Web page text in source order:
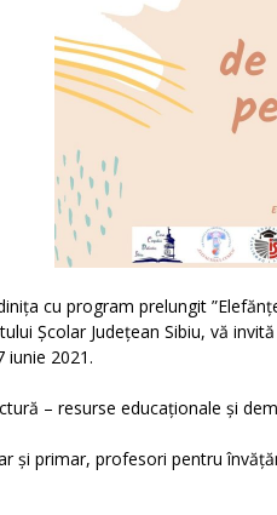
cu program prelungit
Școlar Județean Sibiu, vă
iunie 2021.
– resurse educaționale și
și primar, profesori pentru